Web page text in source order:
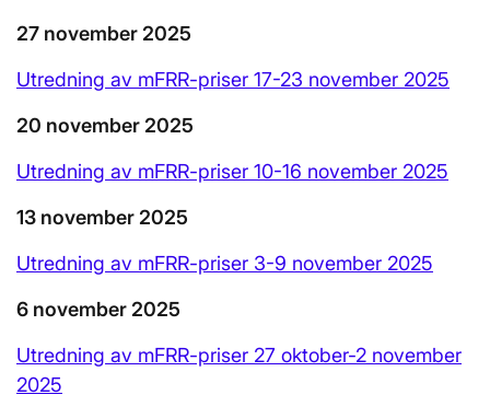
27 november 2025
Utredning av mFRR-priser 17-23 november 2025
20 november 2025
Utredning av mFRR-priser 10-16 november 2025
13 november 2025
Utredning av mFRR-priser 3-9 november 2025
6 november 2025
Utredning av mFRR-priser 27 oktober-2 november
2025